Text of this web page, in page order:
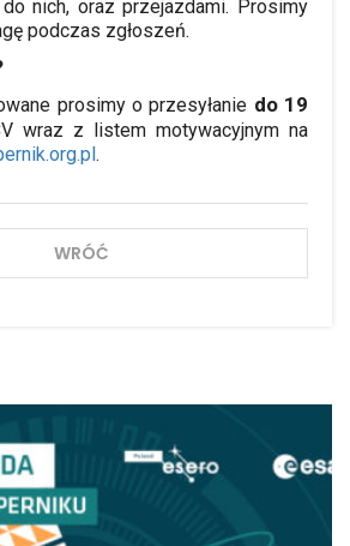
nich, oraz przejazdami. Prosimy
podczas zgłoszeń.
prosimy o przesyłanie do 19
wraz z listem motywacyjnym na
.
WRÓĆ